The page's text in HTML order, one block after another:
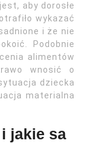
aby dorosłe
wykazać
i że nie
Podobnie
alimentów
wnosić o
dziecka
materialna
jakie sa